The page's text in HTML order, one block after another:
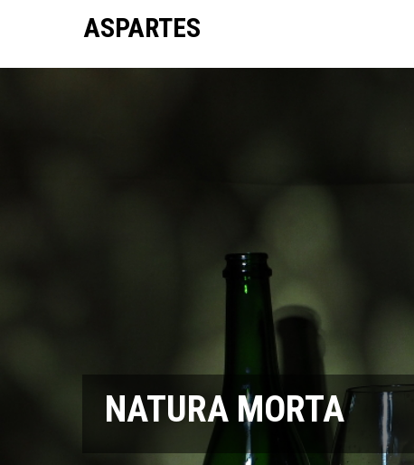
ASPARTES
NATURA MORTA